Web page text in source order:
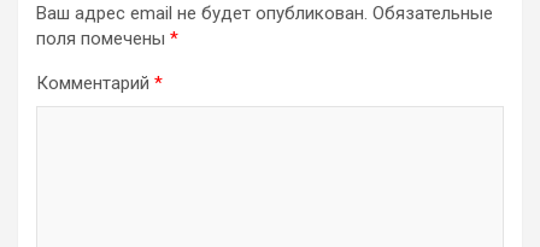
Ваш адрес email не будет опубликован. Обязательные
поля помечены *
Комментарий *